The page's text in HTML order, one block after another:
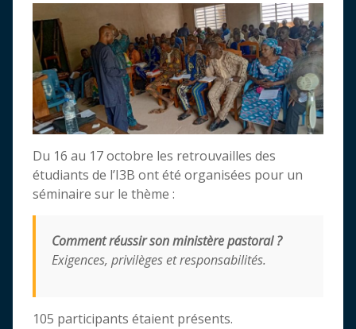
Du 16 au 17 octobre les retrouvailles des
étudiants de l’I3B ont été organisées pour un
séminaire sur le thème :
Comment réussir son ministère pastoral ?
Exigences, privilèges et responsabilités.
105 participants étaient présents.